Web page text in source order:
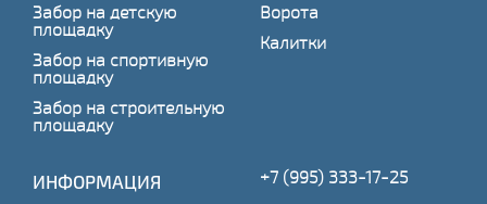
Забор на детскую
площадку
Забор на спортивную
площадку
Забор на строительную
площадку
Ворота
Калитки
ИНФОРМАЦИЯ +7 (995) 333-17-25